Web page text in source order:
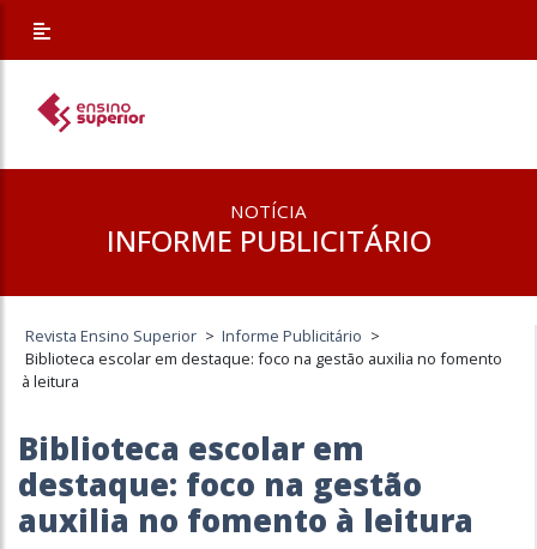
NOTÍCIA
INFORME PUBLICITÁRIO
Revista Ensino Superior > Informe Publicitário >
Biblioteca escolar em destaque: foco na gestão auxilia no fomento
à leitura
Biblioteca escolar em
destaque: foco na gestão
auxilia no fomento à leitura